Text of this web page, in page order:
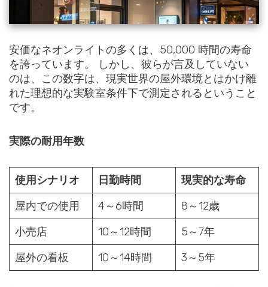
安価なネオンライトの多くは、50,000 時間の寿命
を誇っています。 しかし、彼らが言及していない
のは、この数字は、現実世界の屋外環境とはかけ離
れた理想的な実験室条件下で測定されるということ
です。
実際の耐用年数
使用シナリオ 日勤時間
現実的な寿命
屋内での使用
4～6時間
8～12歳
小売店
10～12時間
5～7年
屋外の看板
10～14時間 3～5年